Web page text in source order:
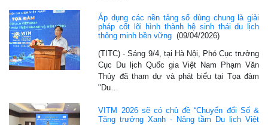
Áp dụng các nền tảng số dùng chung là giải
pháp cốt lõi hình thành hệ sinh thái du lịch
thông minh bền vững (09/04/2026)
(TITC) - Sáng 9/4, tại Hà Nội, Phó Cục trưởng
Cục Du lịch Quốc gia Việt Nam Phạm Văn
Thủy đã tham dự và phát biểu tại Tọa đàm
"Du…
VITM 2026 sẽ có chủ đề “Chuyển đổi Số &
Tăng trưởng Xanh - Nâng tầm Du lịch Việt